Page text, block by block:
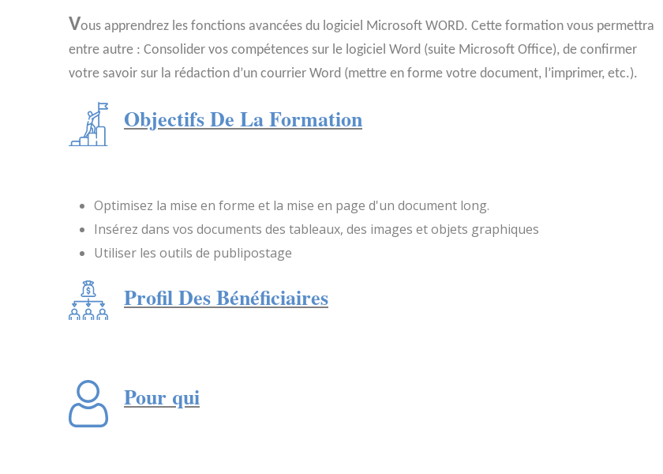
Vous apprendrez les fonctions avancées du logiciel Microsoft WORD. Cette formation vous permettra
entre autre : Consolider vos compétences sur le logiciel Word (suite Microsoft Office), de confirmer
votre savoir sur la rédaction d’un courrier Word (mettre en forme votre document, l’imprimer, etc.).
Objectifs De La Formation
Optimisez la mise en forme et la mise en page d'un document long.
Insérez dans vos documents des tableaux, des images et objets graphiques
Utiliser les outils de publipostage
Profil Des Bénéficiaires
Pour qui